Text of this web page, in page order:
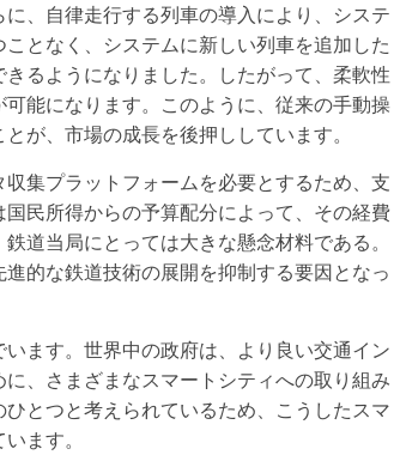
、自律走行する列車の導入により、システ
となく、システムに新しい列車を追加した
るようになりました。したがって、柔軟性
能になります。このように、従来の手動操
が、市場の成長を後押ししています。
集プラットフォームを必要とするため、支
民所得からの予算配分によって、その経費
道当局にとっては大きな懸念材料である。
的な鉄道技術の展開を抑制する要因となっ
ます。世界中の政府は、より良い交通イン
、さまざまなスマートシティへの取り組み
とつと考えられているため、こうしたスマ
ます。